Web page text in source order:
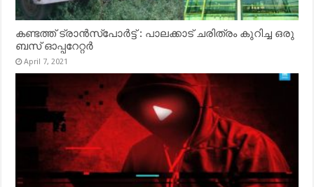
കണ്ടത്ത് ട്രാൻസ്‌പോർട്ട് : പാലക്കാട് ചരിത്രം കുറിച്ച ഒരു
ബസ് ഓപ്പറേറ്റർ
April 7, 2021